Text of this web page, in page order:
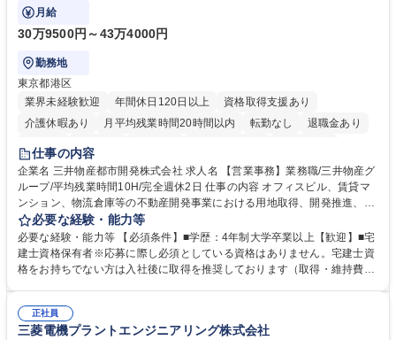
ます。
月給
30万9500円～43万4000円
勤務地
東京都港区
業界未経験歓迎
年間休日120日以上
資格取得支援あり
介護休暇あり
月平均残業時間20時間以内 転勤なし
退職金あり
在宅OK
賞与あり
駅近5分以内
土日祝休み 寮・社宅あり
仕事の内容
企業名 三井物産都市開発株式会社 求人名 【営業事務】業務職/三井物産グ
ループ/平均残業時間10H/完全週休2日 仕事の内容 オフィスビル、賃貸マ
ンション、物流倉庫等の不動産開発事業における用地取得、開発推進、賃
貸運営、売却、仲介・活用提案等を行う営業部門において事務業務を担当
いただきます。 【詳細】・契約書管理、契約書製本、捺印対応、ファイリ
ング、登記簿取得、調書取得・支払業務（各種費用支払、支払管理、請
求・支払データ登録、取引先マスター申請対応）・予算作成及び予実管
の他に担当頂く業務が発生する場合があります。 募集職種 【営業事務】
業務職/三井物産グループ/平均残業時間10H/完全週休2日
必要な経験・能力等
必要な経験・能力等 【必須条件】■学歴：4年制大学卒業以上【歓迎】■宅
建士資格保有者※応募に際し必須としている資格はありません。宅建士資
格をお持ちでない方は入社後に取得を推奨しております（取得・維持費用
ション力がある方。 ・チャレンジを厭わず、粘り強く業務に取り組める
方。多様な関係者と謙虚に信頼関係を構築でき、期限を意識したスケジュ
正社員
三菱電機プラントエンジニアリング株式会社